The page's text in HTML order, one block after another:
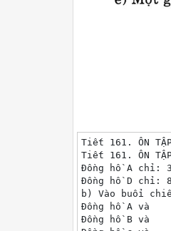
Tiết 161. ÔN TẬP
Tiết 161. ÔN TẬP
Đồng hồ A chỉ:
Đồng hồ D chỉ:
b) Vào buổi
Đồng hồ A và	đồng hồ E (2	giờ	chiều	hay 14 giờ).
Đồng hồ B và	đồng hồ D (5	giờ	chiều	hay 17 giờ).